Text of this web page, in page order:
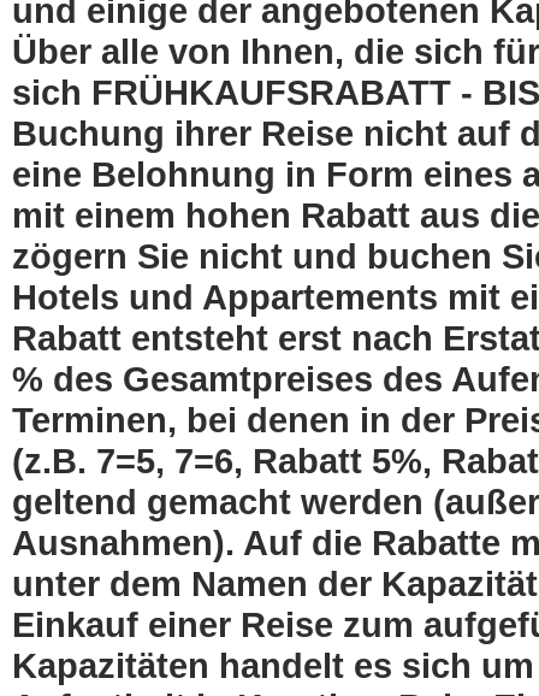
und einige der angebotenen
Über alle von Ihnen, die sich
sich FRÜHKAUFSRABATT -
Buchung ihrer Reise nicht auf
eine Belohnung in Form eines
mit einem hohen Rabatt aus
zögern Sie nicht und buchen
Hotels und Appartements mit
Rabatt entsteht erst nach
% des Gesamtpreises des
Terminen, bei denen in der
(z.B. 7=5, 7=6, Rabatt 5%,
geltend gemacht werden
Ausnahmen). Auf die Rabatte
unter dem Namen der
Einkauf einer Reise zum
Kapazitäten handelt es sich